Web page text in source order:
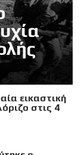
εικαστική
στις 4